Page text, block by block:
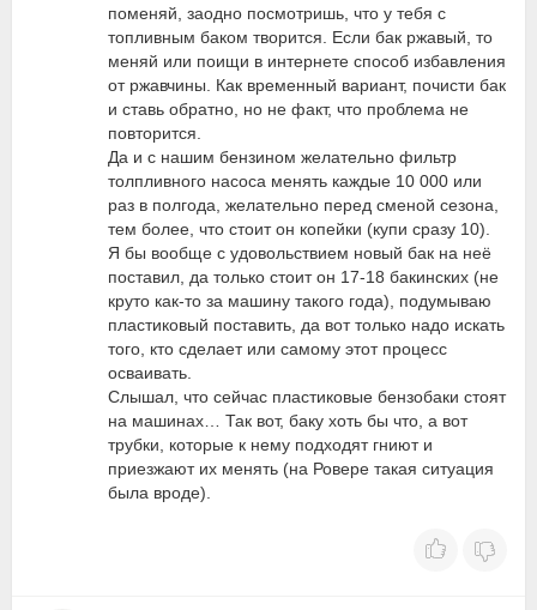
поменяй, заодно посмотришь, что у тебя с
топливным баком творится. Если бак ржавый, то
меняй или поищи в интернете способ избавления
от ржавчины. Как временный вариант, почисти бак
и ставь обратно, но не факт, что проблема не
повторится.
Да и с нашим бензином желательно фильтр
толпливного насоса менять каждые 10 000 или
раз в полгода, желательно перед сменой сезона,
тем более, что стоит он копейки (купи сразу 10).
Я бы вообще с удовольствием новый бак на неё
поставил, да только стоит он 17-18 бакинских (не
круто как-то за машину такого года), подумываю
пластиковый поставить, да вот только надо искать
того, кто сделает или самому этот процесс
осваивать.
Слышал, что сейчас пластиковые бензобаки стоят
на машинах… Так вот, баку хоть бы что, а вот
трубки, которые к нему подходят гниют и
приезжают их менять (на Ровере такая ситуация
была вроде).